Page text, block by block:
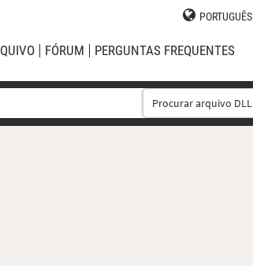
PORTUGUÊS
FÓRUM PERGUNTAS FREQUENTES
Procurar arquivo DLL